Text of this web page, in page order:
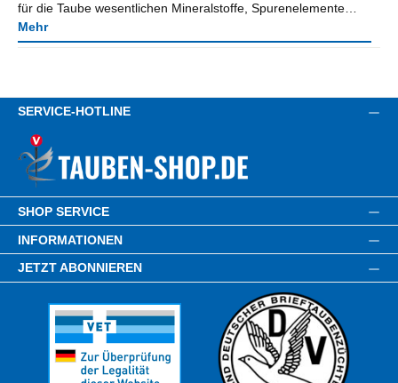
für die Taube wesentlichen Mineralstoffe, Spurenelemente…
Mehr
SERVICE-HOTLINE
SHOP SERVICE
INFORMATIONEN
JETZT ABONNIEREN